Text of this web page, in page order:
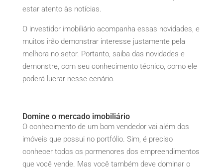
estar atento às notícias.
O investidor imobiliário acompanha essas novidades, e
muitos irão demonstrar interesse justamente pela
melhora no setor. Portanto, saiba das novidades e
demonstre, com seu conhecimento técnico, como ele
poderá lucrar nesse cenário.
Domine o mercado imobiliário
O conhecimento de um bom vendedor vai além dos
imóveis que possui no portfólio. Sim, é preciso
conhecer todos os pormenores dos empreendimentos
que você vende. Mas você também deve dominar o